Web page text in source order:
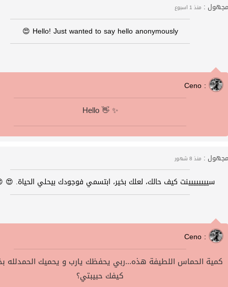
مجهول : منذ 1 اسبوع
Hello! Just wanted to say hello anonymously 😍
Ceno :
Hello 👋 ✨️
مجهول : منذ 8 شهور
سيييييييينت كيف حالك، لعلك بخير، ابتسمي فوجودك بيحلي الحياة.
Ceno :
كمية الحماس اللطيفة هذه...ربي يحفظك يارب و يحميك الحمدلله
كيفك حبيبتي؟